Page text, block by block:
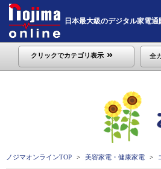
日本最大級のデジタル家電通
クリックでカテゴリ表示 全
ノジマオンラインTOP 美容家電・健康家電